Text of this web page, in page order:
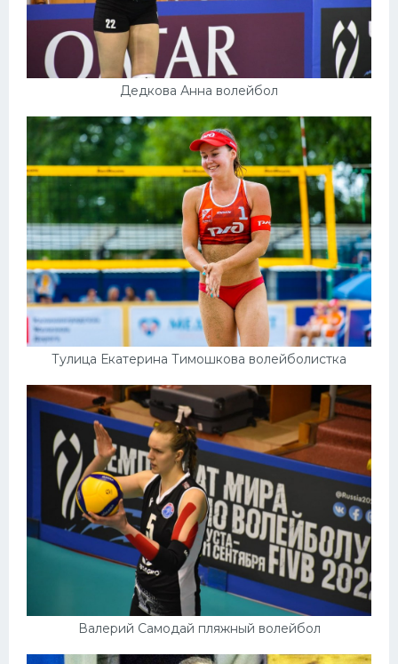
Дедкова Анна волейбол
Тулица Екатерина Тимошкова волейболистка
Валерий Самодай пляжный волейбол